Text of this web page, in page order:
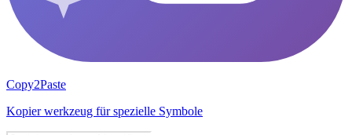
Copy2Paste
Kopier werkzeug für spezielle Symbole